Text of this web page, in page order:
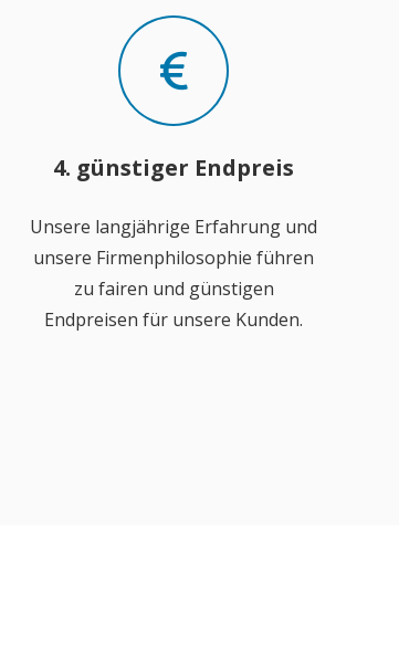
4. günstiger Endpreis
Unsere langjährige Erfahrung und
unsere Firmenphilosophie führen
zu fairen und günstigen
Endpreisen für unsere Kunden.